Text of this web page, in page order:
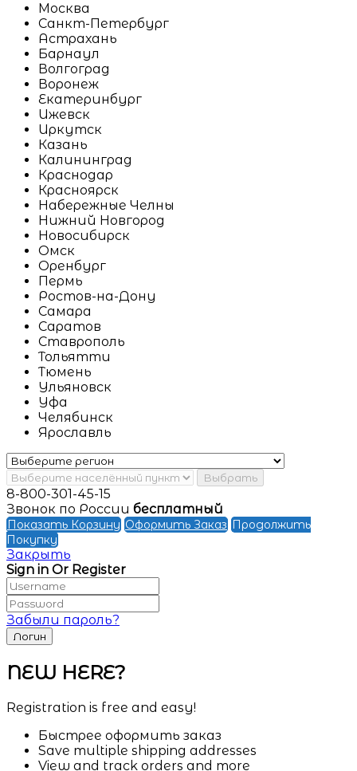
Москва
Санкт-Петербург
Астрахань
Барнаул
Волгоград
Воронеж
Екатеринбург
Ижевск
Иркутск
Казань
Калининград
Краснодар
Красноярск
Набережные Челны
Нижний Новгород
Новосибирск
Омск
Оренбург
Пермь
Ростов-на-Дону
Самара
Саратов
Ставрополь
Тольятти
Тюмень
Ульяновск
Уфа
Челябинск
Ярославль
Выбрать
8-800-301-45-15
Звонок по России бесплатный
Показать Корзину Оформить Заказ Продолжить
Покупку
Закрыть
Sign in Or Register
Забыли пароль?
NEW HERE?
Registration is free and easy!
Быстрее оформить заказ
Save multiple shipping addresses
View and track orders and more